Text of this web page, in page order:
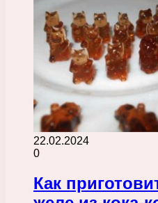
22.02.2024
0
Как